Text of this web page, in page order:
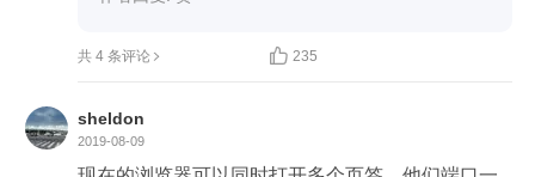
共 4 条评论  235
sheldon
2019-08-09